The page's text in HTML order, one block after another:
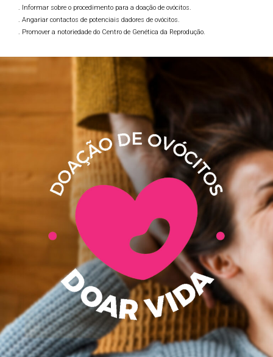
. Informar sobre o procedimento para a doação de ovócitos.
. Angariar contactos de potenciais dadores de ovócitos.
. Promover a notoriedade do Centro de Genética da Reprodução.